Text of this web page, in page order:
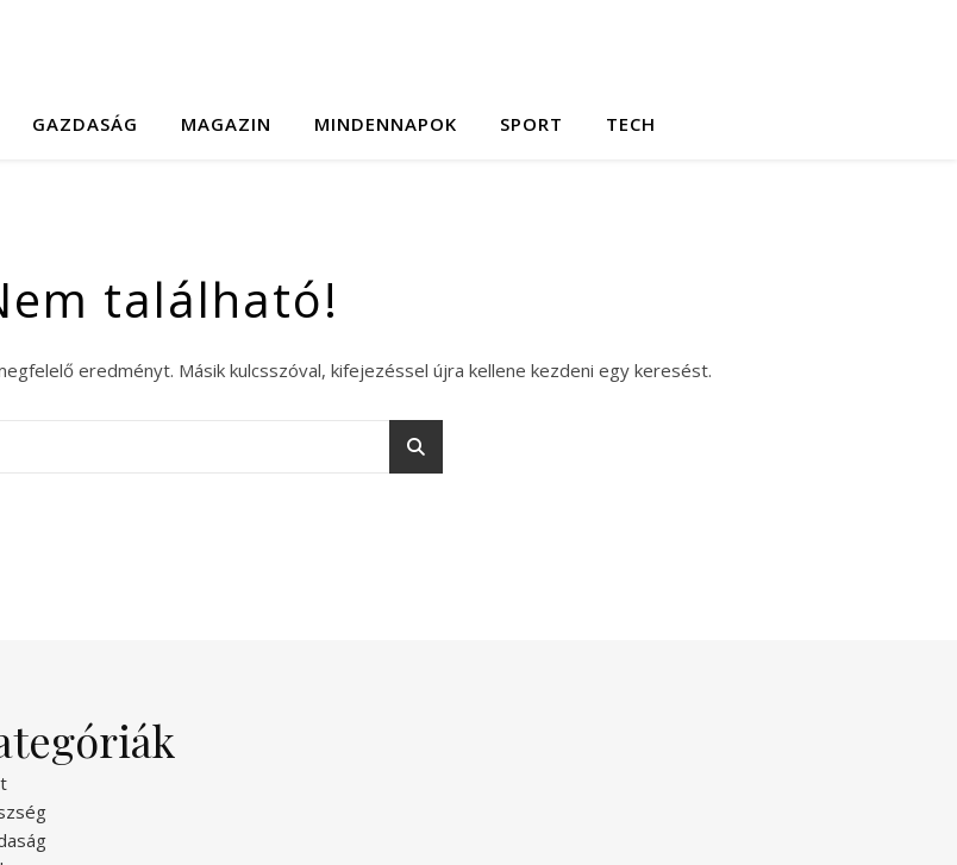
GAZDASÁG MAGAZIN MINDENNAPOK SPORT TECH
található!
eredményt. Másik kulcsszóval, kifejezéssel újra kellene kezdeni egy keresést.